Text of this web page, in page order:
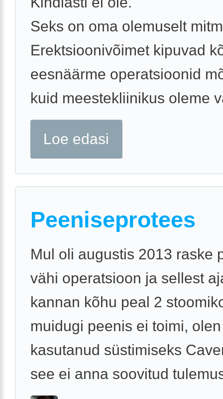
Seks on oma olemuselt
Erektsioonivõimet kipuvad
eesnäärme operatsioonid
kuid meestekliinikus oleme
Loe edasi
Peeniseprotees
Mul oli augustis 2013 raske
vähi operatsioon ja sellest
kannan kõhu peal 2
muidugi peenis ei toimi, olen
kasutanud süstimiseks
see ei anna soovitud